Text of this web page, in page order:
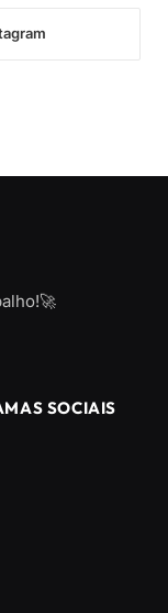
SOCIAIS